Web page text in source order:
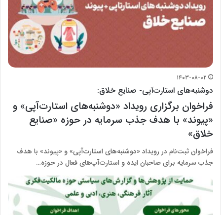
۱۴۰۳-۰۸-۰۲
دوشنبه‌های استارت‌آپی- صنایع خلاق:
فراخوان برگزاری رویداد «دوشنبه‌های استارت‌آپی» و
«پیوند» با هدف جذب سرمایه در حوزه «صنایع
خلاق»
فراخوان ثبت‌نام در رویداد «دوشنبه‌های استارت‌آپی» و «پیوند» با هدف
جذب سرمایه برای صاحبان ایده و استارت‌آپ‌های فعال در حوزه…